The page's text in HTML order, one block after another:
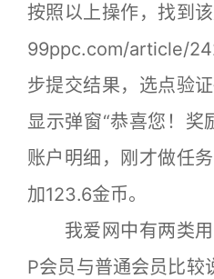
按照以上操作，找到
99ppc.com/article/
步提交结果，选点验
显示弹窗“恭喜您！奖
账户明细，刚才做任
加123.6金币。
我爱网中有两类用
P会员与普通会员比较